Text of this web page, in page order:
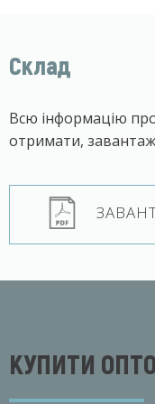
Склад
Всю інформацію
отримати,
КУПИТИ